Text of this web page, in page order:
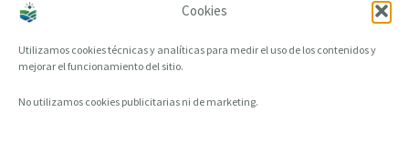
Cookies
Utilizamos cookies técnicas y analíticas para medir el uso de los contenidos y
mejorar el funcionamiento del sitio.
No utilizamos cookies publicitarias ni de marketing.
comeza cun primeiro paso».